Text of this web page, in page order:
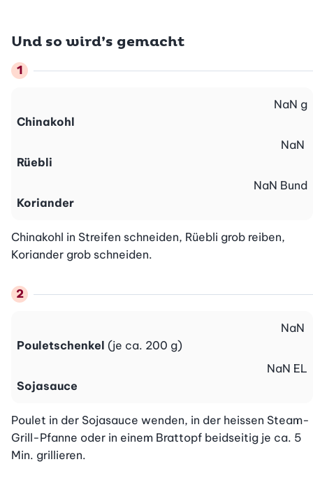
Und so wird’s gemacht
Chinakohl
NaN g
Rüebli
NaN
Koriander
NaN Bund
Chinakohl in Streifen schneiden, Rüebli grob reiben,
Koriander grob schneiden.
Pouletschenkel (je ca. 200 g)
NaN
Sojasauce
NaN EL
Poulet in der Sojasauce wenden, in der heissen Steam-
Grill-Pfanne oder in einem Brattopf beidseitig je ca. 5
Min. grillieren.